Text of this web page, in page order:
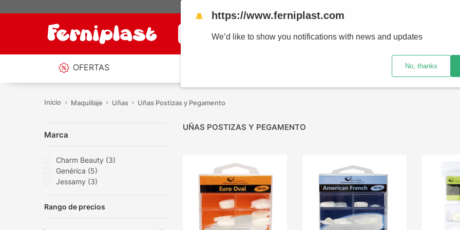
¿Qué estás buscando?
OFERTAS SUCURSALES
Maquillaje Uñas Uñas Postizas y Pegamento
Marca
Charm Beauty (3)
Genérica (5)
Jessamy (3)
UÑAS POSTIZAS Y PEGAMENTO
🔔 https://www.ferniplast.com
We’d like to show you notifications with news and updates
No, thanks